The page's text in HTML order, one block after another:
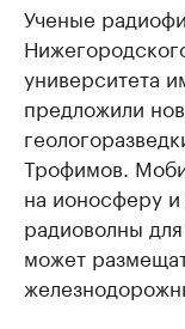
Ученые
университета
предложили
Трофимов.
на ионосферу и
радиоволны
может